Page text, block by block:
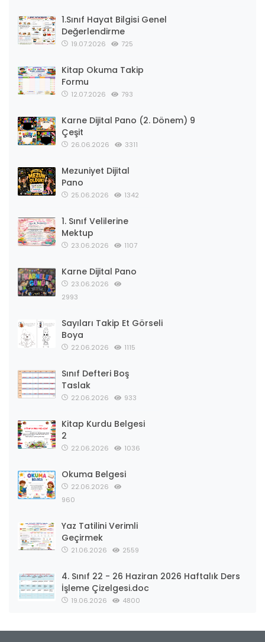
1.Sınıf Hayat Bilgisi Genel
Değerlendirme
19.07.2026 725
Kitap Okuma Takip
Formu
12.07.2026 793
Karne Dijital Pano (2. Dönem) 9
Çeşit
26.06.2026 3311
Mezuniyet Dijital
Pano
25.06.2026 1342
1. Sınıf Velilerine
Mektup
23.06.2026 1107
Karne Dijital Pano
23.06.2026
2993
Sayıları Takip Et Görseli
Boya
22.06.2026 1115
Sınıf Defteri Boş
Taslak
22.06.2026 933
Kitap Kurdu Belgesi
2
22.06.2026 1036
Okuma Belgesi
22.06.2026
960
Yaz Tatilini Verimli
Geçirmek
21.06.2026 2559
4. Sınıf 22 - 26 Haziran 2026 Haftalık Ders
İşleme Çizelgesi.doc
19.06.2026 4800